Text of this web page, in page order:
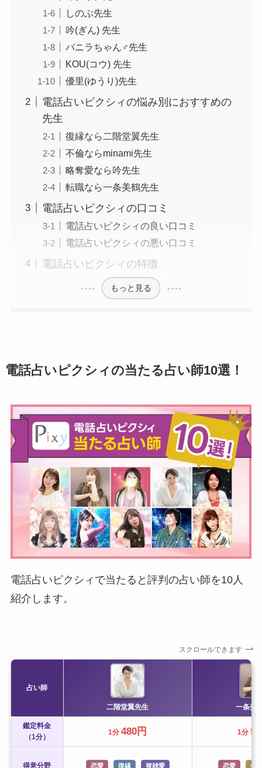
しのぶ先生
吟(ぎん) 先生
バニラちゃん♂先生
KOU(コウ) 先生
優里(ゆうり)先生
電話占いピクシィの悩み別におすすめの
先生
復縁なら二階堂翼先生
不倫ならminami先生
略奪愛なら吟先生
転職なら一条美鶴先生
電話占いピクシィの口コミ
電話占いピクシィの良い口コミ
電話占いピクシィの悪い口コミ
電話占いピクシィの特徴
もっと見る
電話占いピクシィの当たる占い師10選！
電話占いピクシィで当たると評判の占い師を10人
紹介します。
スクロールできます
占い師
二階堂翼先生 一条美
鑑定料金
（1分）
1分480円 1分
得意分野 恋愛 復縁 複雑愛 恋愛 仕